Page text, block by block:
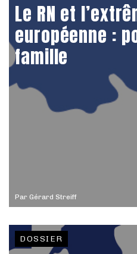
Par Gérard Streiff
Le RN et
européenne :
famille
DOSSIER